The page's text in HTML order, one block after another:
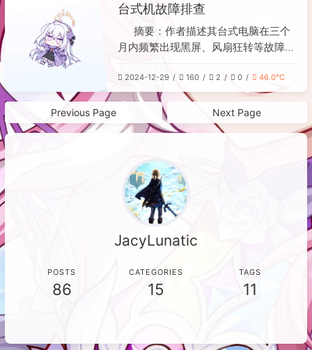
等视觉效果的动画过程。代码中包含了
详细的动画控制、资源清理（如定时器
和动画帧的管理）以及防止内存泄漏的
DOMContentLoaded事件确保功能在
页面加载后自动执行。
台式机故障排查
摘要：作者描述其台式电脑在三个
月内频繁出现黑屏、风扇狂转等故障，
存、更换新内存、排查电源和显卡供电
均未解决。故障最终升级至卡在BIOS
界面，几乎放弃时，作者回忆起曾因外
接硬盘导致类似问题。经检查，发现机
常。结论是机械硬盘故障引发了一系列
问题，数据已无法挽回，未来装机将优
先选择固态硬盘。
2024-12-29 160 2 0 46.0℃
Previous Page Next Page
JacyLunatic
POSTS
86
CATEGORIES
15
TAGS
11